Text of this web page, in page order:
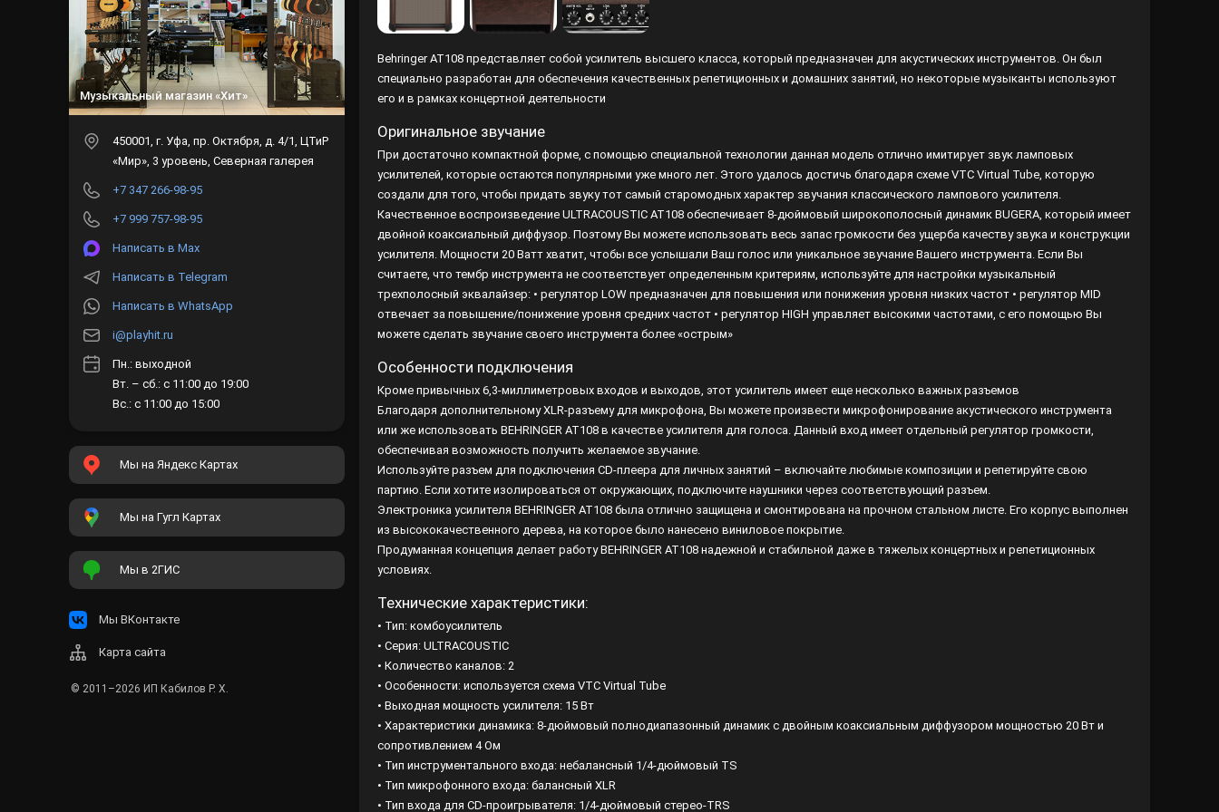
Behringer AT108 представляет собой усилитель высшего класса, который предназначен для акустических инструментов. Он был
специально разработан для обеспечения качественных репетиционных и домашних занятий, но некоторые музыканты используют
его и в рамках концертной деятельности
Оригинальное звучание
При достаточно компактной форме, с помощью специальной технологии данная модель отлично имитирует звук ламповых
усилителей, которые остаются популярными уже много лет. Этого удалось достичь благодаря схеме VTC Virtual Tube, которую
создали для того, чтобы придать звуку тот самый старомодных характер звучания классического лампового усилителя.
Качественное воспроизведение ULTRACOUSTIC AT108 обеспечивает 8-дюймовый широкополосный динамик BUGERA, который имеет
двойной коаксиальный диффузор. Поэтому Вы можете использовать весь запас громкости без ущерба качеству звука и конструкции
усилителя. Мощности 20 Ватт хватит, чтобы все услышали Ваш голос или уникальное звучание Вашего инструмента. Если Вы
считаете, что тембр инструмента не соответствует определенным критериям, используйте для настройки музыкальный
трехполосный эквалайзер: • регулятор LOW предназначен для повышения или понижения уровня низких частот • регулятор MID
отвечает за повышение/понижение уровня средних частот • регулятор HIGH управляет высокими частотами, с его помощью Вы
можете сделать звучание своего инструмента более «острым»
Особенности подключения
Кроме привычных 6,3-миллиметровых входов и выходов, этот усилитель имеет еще несколько важных разъемов
Благодаря дополнительному XLR-разъему для микрофона, Вы можете произвести микрофонирование акустического инструмента
или же использовать BEHRINGER AT108 в качестве усилителя для голоса. Данный вход имеет отдельный регулятор громкости,
обеспечивая возможность получить желаемое звучание.
Используйте разъем для подключения CD-плеера для личных занятий – включайте любимые композиции и репетируйте свою
партию. Если хотите изолироваться от окружающих, подключите наушники через соответствующий разъем.
Электроника усилителя BEHRINGER AT108 была отлично защищена и смонтирована на прочном стальном листе. Его корпус выполнен
из высококачественного дерева, на которое было нанесено виниловое покрытие.
Продуманная концепция делает работу BEHRINGER AT108 надежной и стабильной даже в тяжелых концертных и репетиционных
условиях.
Технические характеристики:
• Тип: комбоусилитель
• Серия: ULTRACOUSTIC
• Количество каналов: 2
• Особенности: используется схема VTC Virtual Tube
• Выходная мощность усилителя: 15 Вт
• Характеристики динамика: 8-дюймовый полнодиапазонный динамик с двойным коаксиальным диффузором мощностью 20 Вт и
сопротивлением 4 Ом
• Тип инструментального входа: небалансный 1/4-дюймовый TS
• Тип микрофонного входа: балансный XLR
• Тип входа для CD-проигрывателя: 1/4-дюймовый стерео-TRS
Лампы
Светофильтры
Стробоскопы
Зенитные прожекторы
Музыкальный магазин «Хит»
450001 , г. Уфа пр. Октября, д. 4/1, ЦТиР
«Мир», 3 уровень, Северная галерея
+7 347 266-98-95
+7 999 757-98-95
Написать в Max
Написать в Telegram
Написать в WhatsApp
i@playhit.ru
Пн.: выходной
Вт. – сб.: с 11:00 до 19:00
Вс.: с 11:00 до 15:00
Мы на Яндекс Картах
Мы на Гугл Картах
Мы в 2ГИС
Мы ВКонтакте
Карта сайта
© 2011–2026 ИП Кабилов Р. Х.